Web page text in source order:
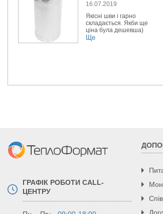
16.07.2019
Якісні шви і гарно
складається. Якби ще
ціна була дешевша)
Ще
ГРАФІК РОБОТИ CALL-
ЦЕНТРУ